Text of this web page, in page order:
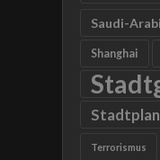
Saudi-
Shanghai
Terrorismus